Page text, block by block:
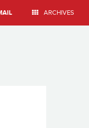
ARCHIVES